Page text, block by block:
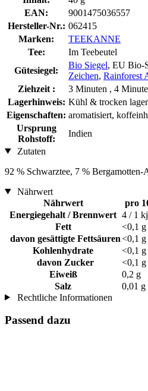
EAN:
9001475036557
Hersteller-Nr.: 062415
Marken:
TEEKANNE
Tee:
Im Teebeutel
Gütesiegel:
Bio Siegel, EU Bio-
Zeichen, Rainforest
Ziehzeit :
3 Minuten , 4
Lagerhinweis: Kühl & trocken
Eigenschaften: aromatisiert,
Ursprung
Rohstoff:
Indien
Zutaten
92 % Schwarztee, 7 % Bergamotten-
Nährwert
Nährwert
pro
Energiegehalt / Brennwert 4 / 1
Fett
<0,1 g
davon gesättigte Fettsäuren<0,1 g
Kohlenhydrate
<0,1 g
davon Zucker
<0,1 g
Eiweiß
0,2 g
Salz
0,01 g
Rechtliche Informationen
Passend dazu